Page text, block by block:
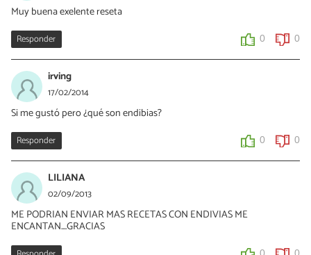
Muy buena exelente reseta
Responder 0 0
irving
17/02/2014
Si me gustó pero ¿qué son endibias?
Responder 0 0
LILIANA
02/09/2013
ME PODRIAN ENVIAR MAS RECETAS CON ENDIVIAS ME
ENCANTAN....GRACIAS